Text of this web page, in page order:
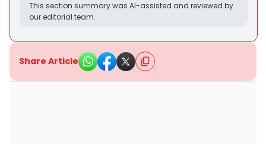
This section summary was AI-assisted and reviewed by
our editorial team.
Share Article